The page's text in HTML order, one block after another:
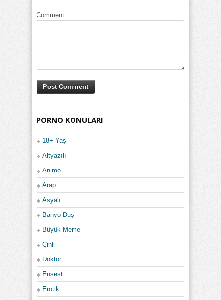
Comment
PORNO KONULARI
18+ Yaş
Altyazılı
Anime
Arap
Asyalı
Banyo Duş
Büyük Meme
Çinli
Doktor
Ensest
Erotik